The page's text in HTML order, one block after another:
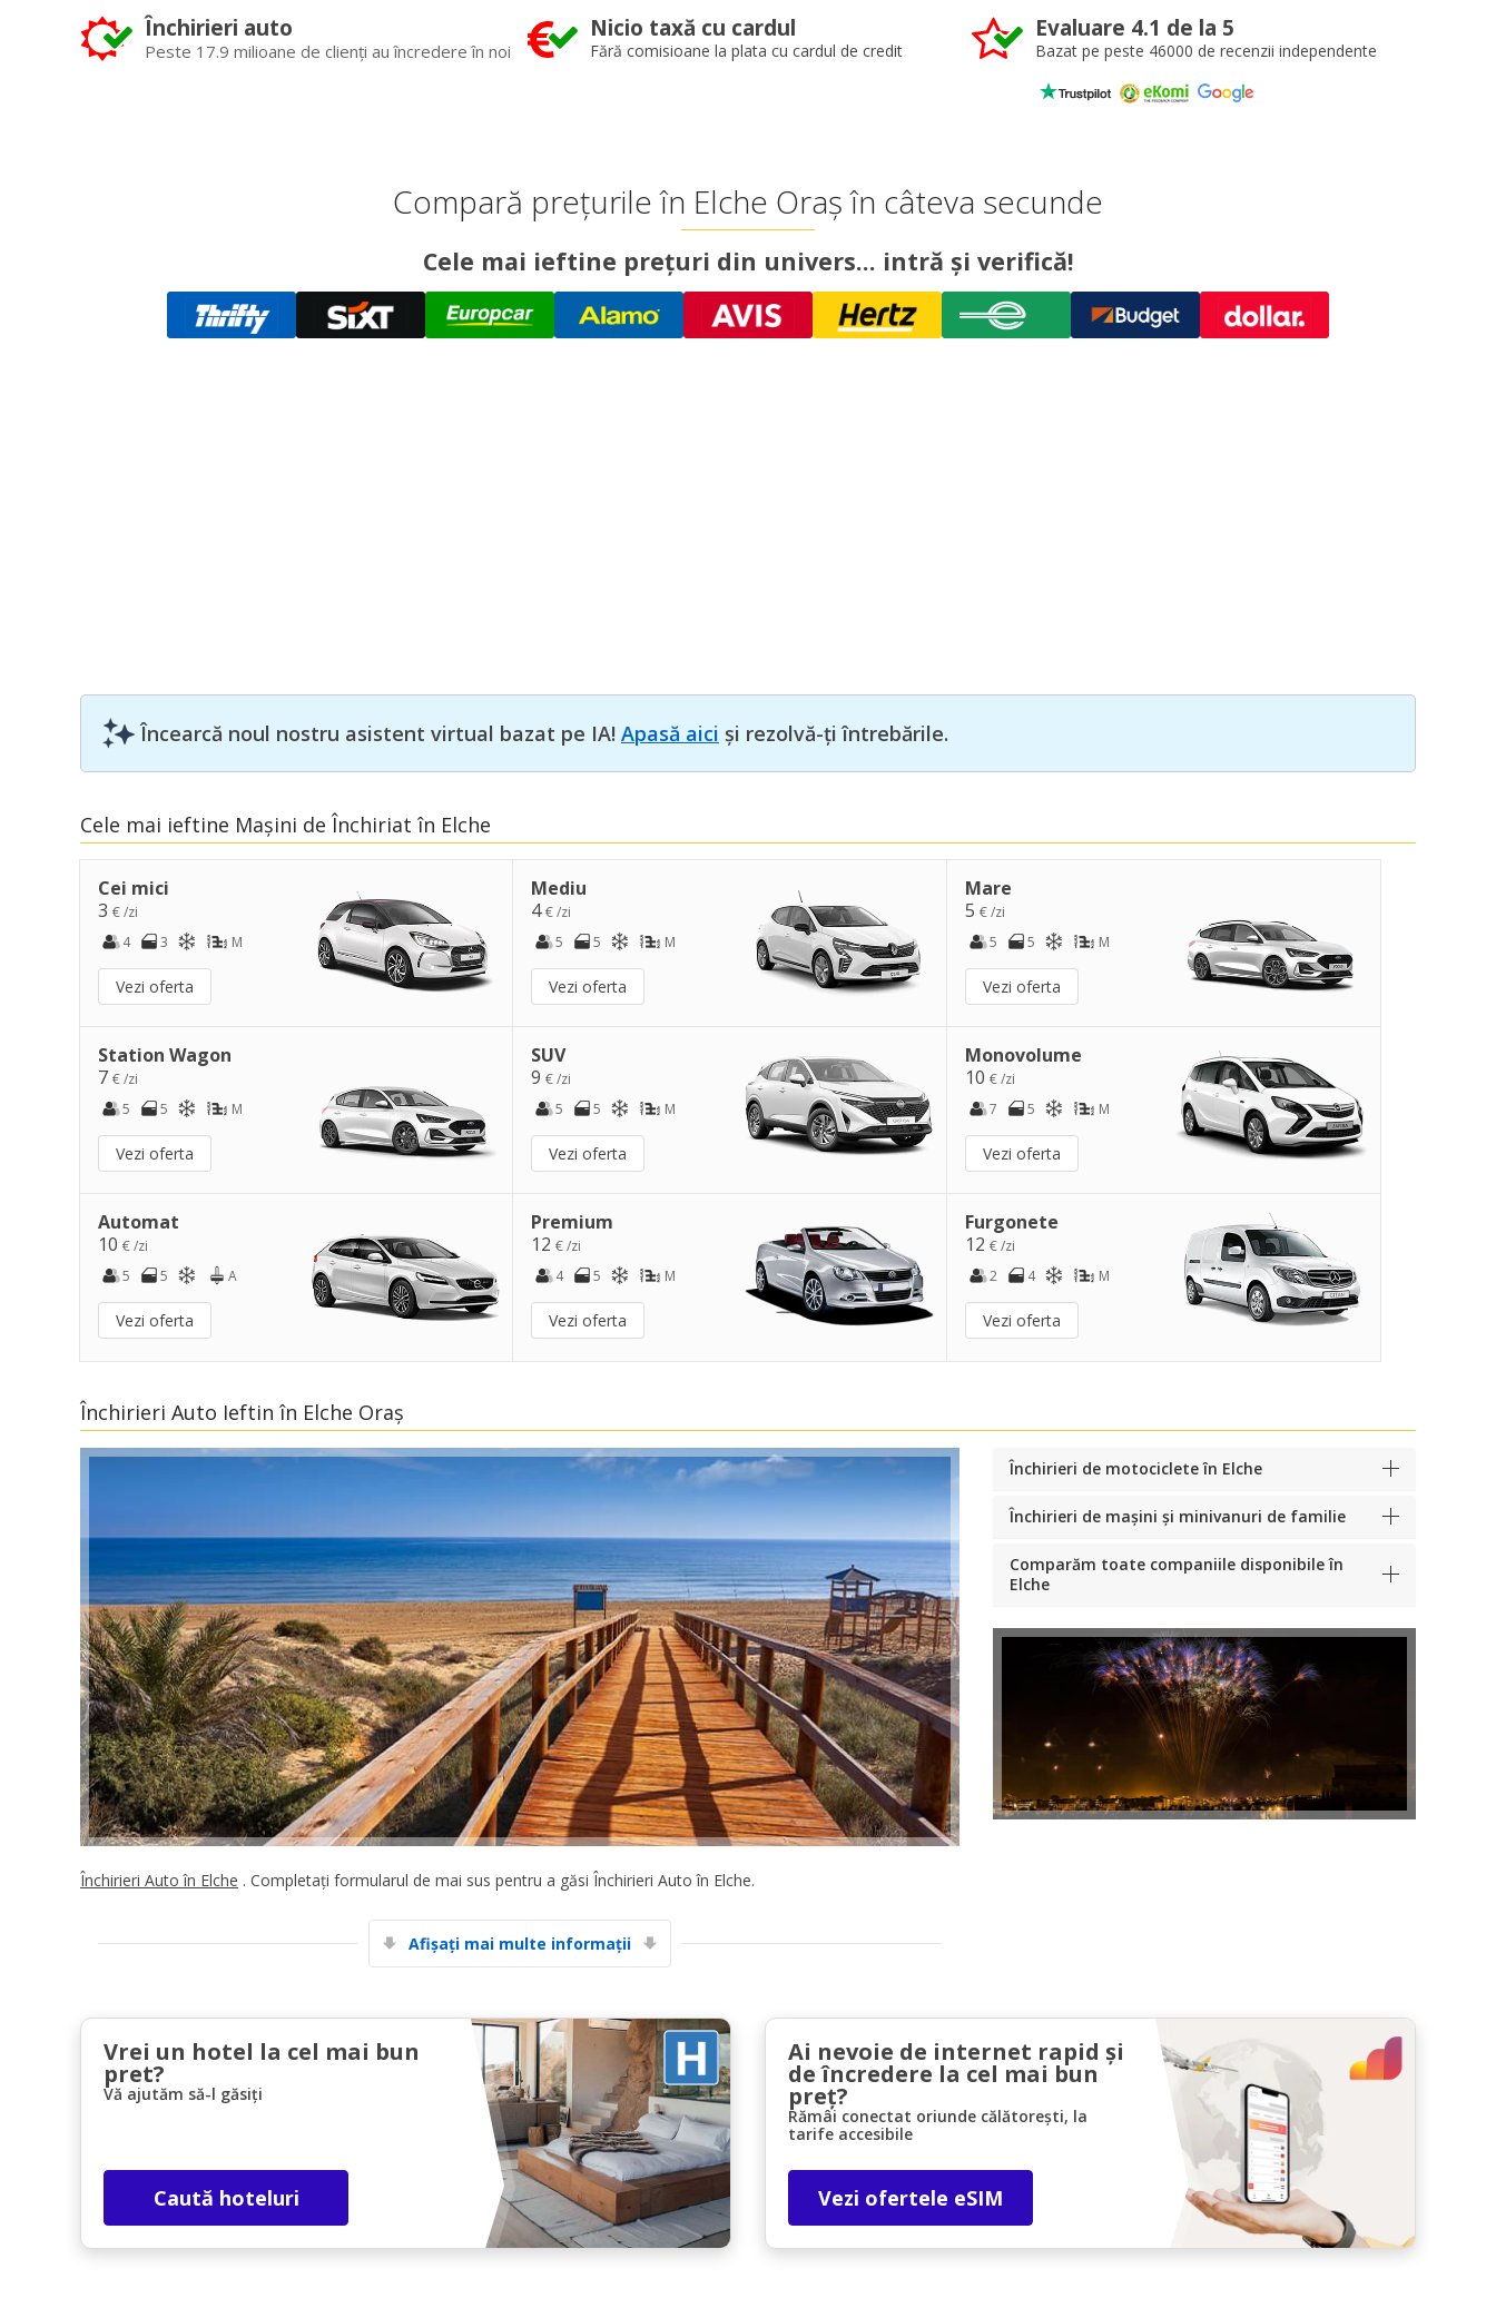
Economii de top
Accesați ofertele exclusive ale furnizorilor
noștri
Închirieri auto
Peste 17.9 milioane de clienți au încredere în noi
Nicio taxă cu cardul
Fără comisioane la plata cu cardul de credit
Evaluare 4.1 de la 5
Bazat pe peste 46000 de recenzii independente
Compară prețurile în Elche Oraș în câteva secunde
Cele mai ieftine prețuri din univers... intră și verifică!
Încearcă noul nostru asistent virtual bazat pe IA! Apasă aici și rezolvă-ți întrebările.
Cele mai ieftine Mașini de Închiriat în Elche
Cei mici
3 € /zi
4
3 M
Vezi oferta
Mediu
4€ /zi
5
5 M
Vezi oferta
Mare
5 € /zi
5
5 M
Vezi oferta
Station Wagon
7 € /zi
5
5 M
Vezi oferta
SUV
9€ /zi
5
5 M
Vezi oferta
Monovolume
10 € /zi
7
5 M
Vezi oferta
Automat
10 € /zi
5
5 A
Vezi oferta
Premium
12€ /zi
4
5 M
Vezi oferta
Furgonete
12 € /zi
2
4 M
Vezi oferta
Închirieri Auto Ieftin în Elche Oraș
Închirieri Auto în Elche . Completați formularul de mai sus pentru a găsi Închirieri Auto în Elche.
Afișați mai multe informații
Închirieri de motociclete în Elche
Închirieri de mașini și minivanuri de familie
Comparăm toate companiile disponibile în
Elche
Vrei un hotel la cel mai bun
pret?
Vă ajutăm să-l găsiți
Caută hoteluri
Ai nevoie de internet rapid și
de încredere la cel mai bun
preț?
Rămâi conectat oriunde călătorești, la
tarife accesibile
Vezi ofertele eSIM